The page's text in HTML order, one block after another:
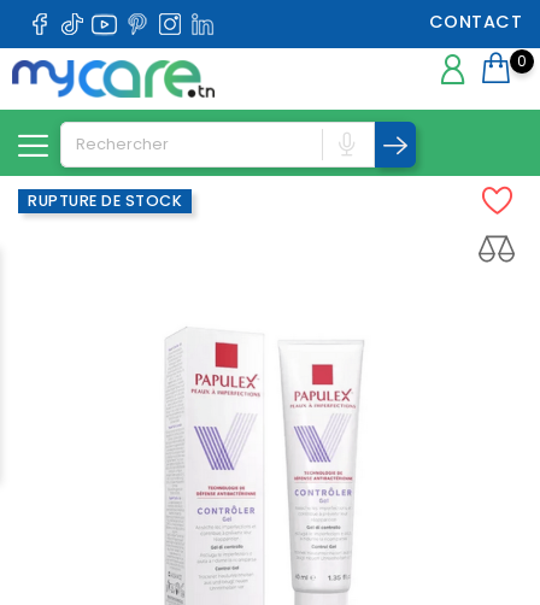
CONTACT
0
RUPTURE DE STOCK